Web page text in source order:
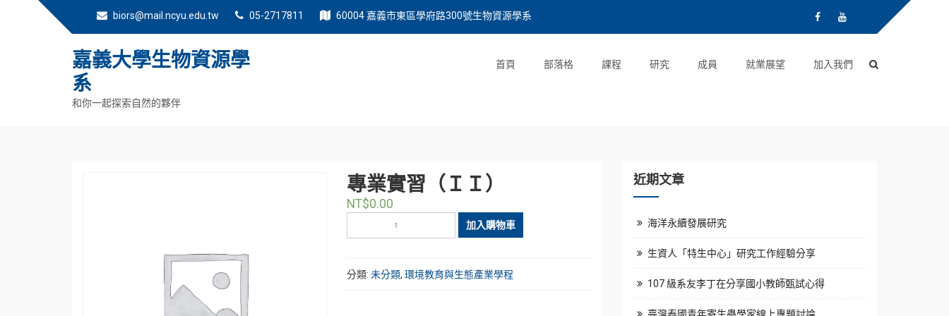
biors@mail.ncyu.edu.tw 05-2717811 60004 嘉義市東區學府路300號生物資源學系
嘉義大學生物資源學
系
和你一起探索自然的夥伴
首頁 部落格 課程 研究 成員 就業展望 加入我們
專業實習（ＩＩ）
NT$0.00
業
習
（Ｉ
加入購物車
分類:未分類,環境教育與生態產業學程
近期文章
海洋永續發展研究
生資人「特生中心」研究工作經驗分享
107 級系友李丁在分享國小教師甄試心得